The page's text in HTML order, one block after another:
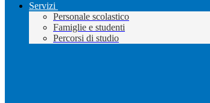
Servizi
Personale scolastico
Famiglie e studenti
Percorsi di studio